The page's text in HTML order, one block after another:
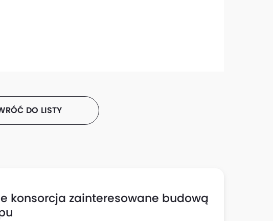
DO LISTY
konsorcja zainteresowane budową